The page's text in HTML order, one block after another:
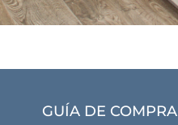
GUÍA DE COMPRA